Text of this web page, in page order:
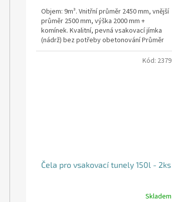
Objem: 9m³. Vnitřní průměr 2450 mm, vnější
průměr 2500 mm, výška 2000 mm +
komínek. Kvalitní, pevná vsakovací jímka
(nádrž) bez potřeby obetonování Průměr
přítoku a odtoku +...
Čela pro vsakovací tunely 150l - 2ks
Skladem
Kód: 2379